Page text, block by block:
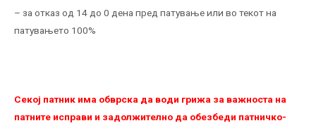
– за отказ од 14 до 0 дена пред патување или во текот на
патувањето 100%
Секој патник има обврска да води грижа за важноста на
патните исправи и задолжително да обезбеди патничко-